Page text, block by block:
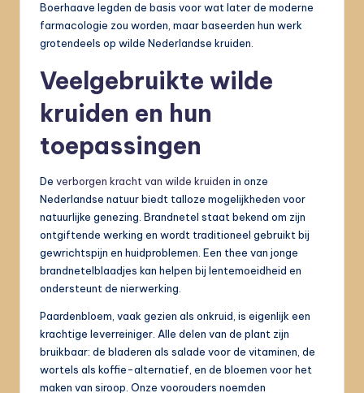
Boerhaave legden de basis voor wat later de moderne
farmacologie zou worden, maar baseerden hun werk
grotendeels op wilde Nederlandse kruiden.
Veelgebruikte wilde
kruiden en hun
toepassingen
De verborgen kracht van wilde kruiden in onze
Nederlandse natuur biedt talloze mogelijkheden voor
natuurlijke genezing. Brandnetel staat bekend om zijn
ontgiftende werking en wordt traditioneel gebruikt bij
gewrichtspijn en huidproblemen. Een thee van jonge
brandnetelblaadjes kan helpen bij lentemoeidheid en
ondersteunt de nierwerking.
Paardenbloem, vaak gezien als onkruid, is eigenlijk een
krachtige leverreiniger. Alle delen van de plant zijn
bruikbaar: de bladeren als salade voor de vitaminen, de
wortels als koffie-alternatief, en de bloemen voor het
maken van siroop. Onze voorouders noemden